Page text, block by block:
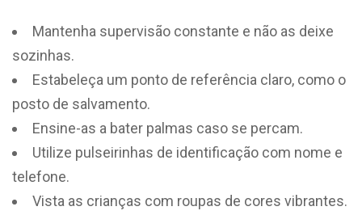
Mantenha supervisão constante e não as deixe
sozinhas.
Estabeleça um ponto de referência claro, como o
posto de salvamento.
Ensine-as a bater palmas caso se percam.
Utilize pulseirinhas de identificação com nome e
telefone.
Vista as crianças com roupas de cores vibrantes.